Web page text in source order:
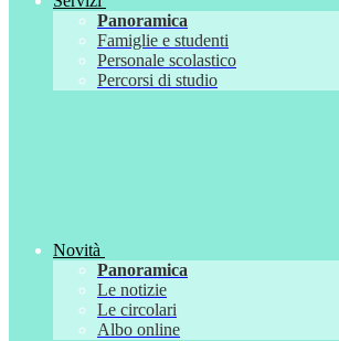
Panoramica
Famiglie e studenti
Personale scolastico
Percorsi di studio
Novità
Panoramica
Le notizie
Le circolari
Albo online